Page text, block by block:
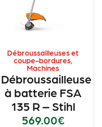
Débroussailleuses et
coupe-bordures,
Machines
Débroussailleuse
à batterie FSA
135 R – Stihl
569.00€